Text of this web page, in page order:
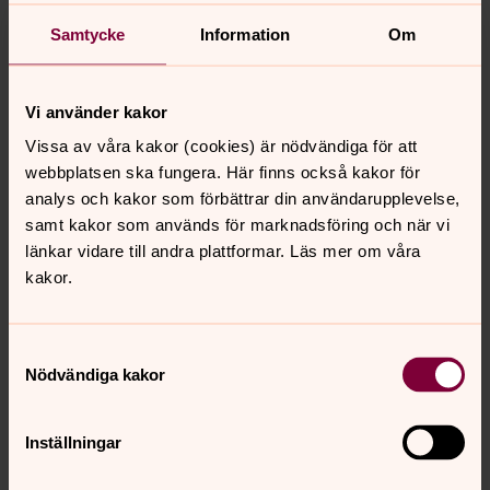
Samtycke Information Om
Vi använder kakor
Vissa av våra kakor (cookies) är nödvändiga för att
webbplatsen ska fungera. Här finns också kakor för
analys och kakor som förbättrar din användarupplevelse,
samt kakor som används för marknadsföring och när vi
länkar vidare till andra plattformar. Läs mer om våra
kakor.
Nödvändiga kakor
Inställningar
Heliga Birgitta, åttabarnsmor och profet
Birger Bergh
Historisk Media 2002
Birgitta, Birgitta - en medeltidshistoria
Rabén och Sjögren Bokförlag 2003
Per Beskow, Anette Landen.